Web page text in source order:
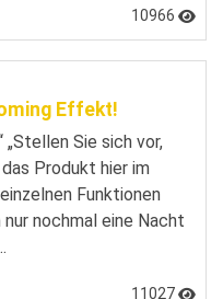
10966
Effekt!
Sie sich vor,
Produkt hier im
Funktionen
nochmal eine Nacht
11027